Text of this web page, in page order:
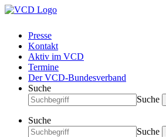
Presse
Kontakt
Aktiv im VCD
Termine
Der VCD-Bundesverband
Suche
Suche
Suche
Suche